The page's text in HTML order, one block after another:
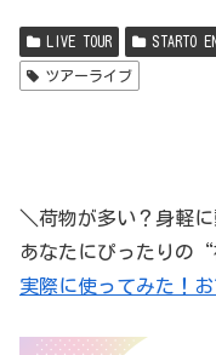
LIVE TOUR STARTO
ツアーライブ
＼荷物が多い？身軽
あなたにぴったりの
実際に使ってみた！